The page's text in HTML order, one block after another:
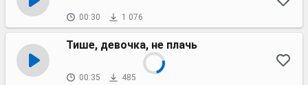
00:30 1 076
Тише, девочка, не плачь
00:35 485